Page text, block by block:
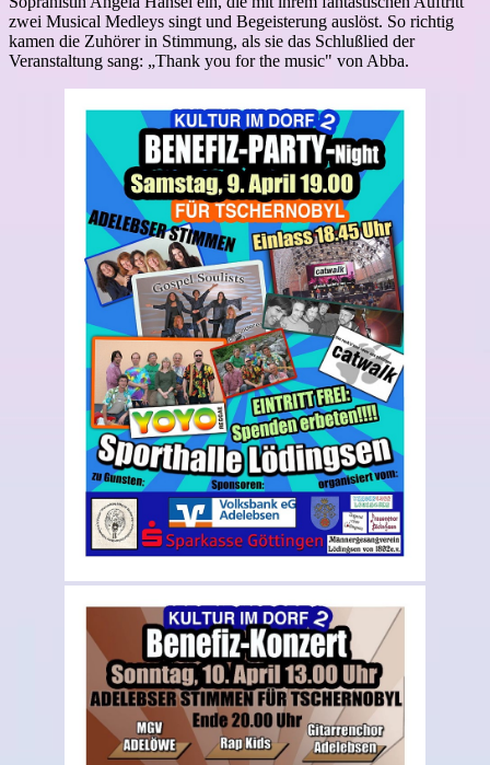
zwei Musical Medleys singt und Begeisterung auslöst. So richtig
kamen die Zuhörer in Stimmung, als sie das Schlußlied der
Veranstaltung sang: „Thank you for the music" von Abba.